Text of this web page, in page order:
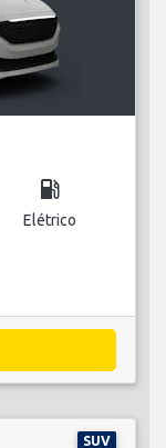
local_gas_station
Elétrico
SUV